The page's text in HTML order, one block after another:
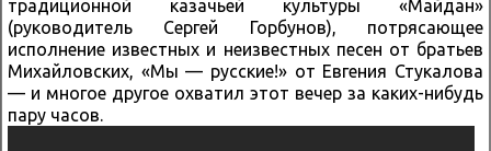
традиционной казачьей культуры «Майдан»
(руководитель Сергей Горбунов), потрясающее
исполнение известных и неизвестных песен от братьев
Михайловских, «Мы — русские!» от Евгения Стукалова
— и многое другое охватил этот вечер за каких-нибудь
пару часов.